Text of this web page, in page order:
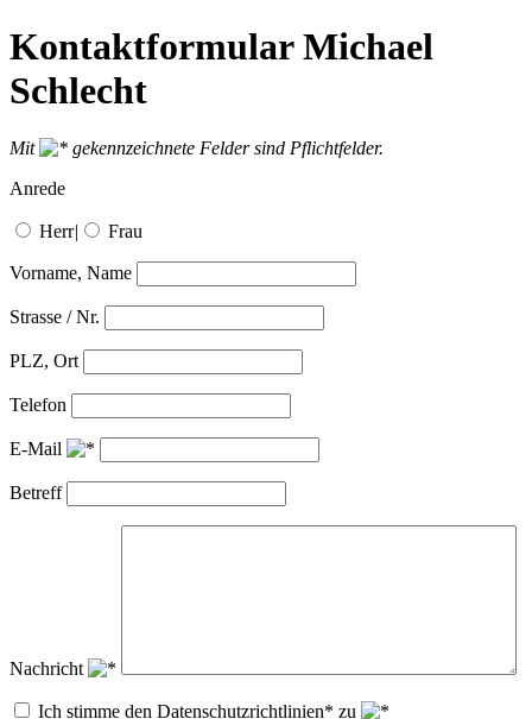
Kontaktformular Michael
Schlecht
Mit
gekennzeichnete Felder sind Pflichtfelder.
Anrede
Herr| Frau
Vorname, Name
Strasse / Nr.
PLZ, Ort
Telefon
E-Mail
Betreff
Nachricht
Ich stimme den Datenschutzrichtlinien* zu